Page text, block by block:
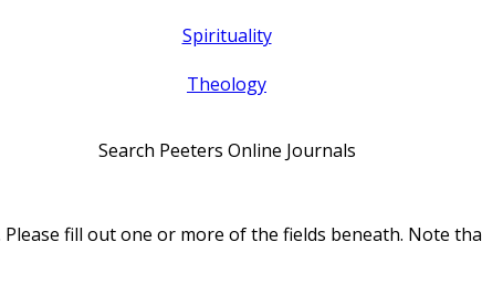
Spirituality
Theology
Search Peeters Online Journals
fill out one or more of the fields beneath. Note